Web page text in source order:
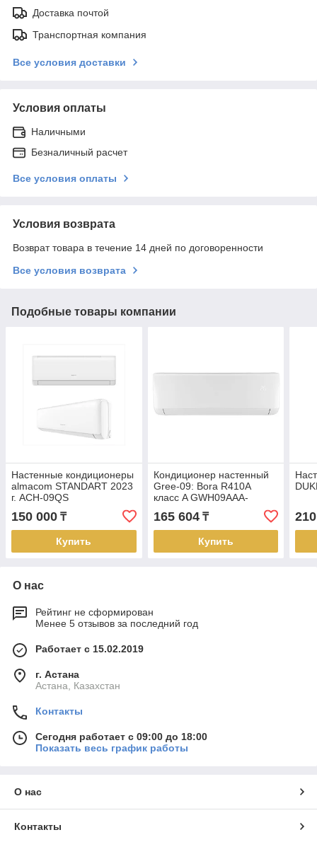
Доставка почтой
Транспортная компания
Все условия доставки
Условия оплаты
Наличными
Безналичный расчет
Все условия оплаты
Условия возврата
Возврат товара в течение 14 дней по договоренности
Все условия возврата
Подобные товары компании
Настенные кондиционеры
almacom STANDART 2023
г. ACH-09QS
150 000 ₸
Купить
Кондиционер настенный
Gree-09: Bora R410A
класс A GWH09AAA-
K3NNA1A (без
соединительной
инсталляции)
165 604₸
Купить
О нас
Рейтинг не сформирован
Менее 5 отзывов за последний год
Работает с 15.02.2019
г. Астана
Астана, Казахстан
Контакты
Сегодня работает с 09:00 до 18:00
Показать весь график работы
О нас
Контакты